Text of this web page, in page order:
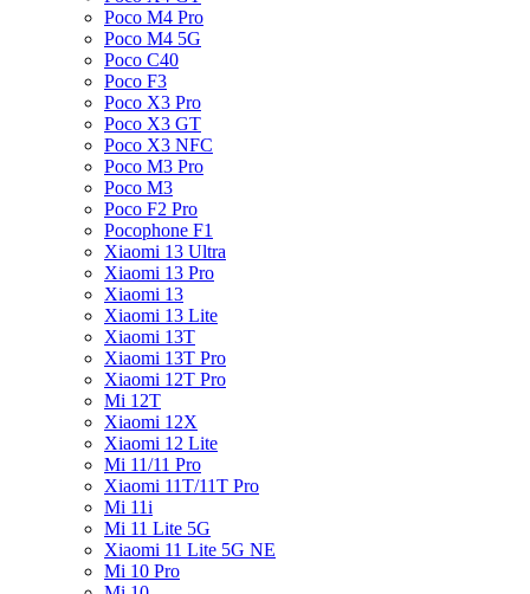
Poco M4 Pro
Poco M4 5G
Poco C40
Poco F3
Poco X3 Pro
Poco X3 GT
Poco X3 NFC
Poco M3 Pro
Poco M3
Poco F2 Pro
Pocophone F1
Xiaomi 13 Ultra
Xiaomi 13 Pro
Xiaomi 13
Xiaomi 13 Lite
Xiaomi 13T
Xiaomi 13T Pro
Xiaomi 12T Pro
Mi 12T
Xiaomi 12X
Xiaomi 12 Lite
Mi 11/11 Pro
Xiaomi 11T/11T Pro
Mi 11i
Mi 11 Lite 5G
Xiaomi 11 Lite 5G NE
Mi 10 Pro